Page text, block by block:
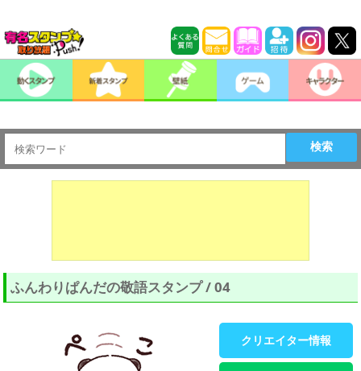
検索
ふんわりぱんだの敬語スタンプ / 04
クリエイター情報